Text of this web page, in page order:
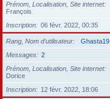
Prénom, Localisation, Site internet
François
Inscription
06 févr. 2022, 00:35
Rang, Nom d’utilisateur
Ghasta19
Messages
2
Prénom, Localisation, Site internet
Dorice
Inscription
12 févr. 2022, 18:06